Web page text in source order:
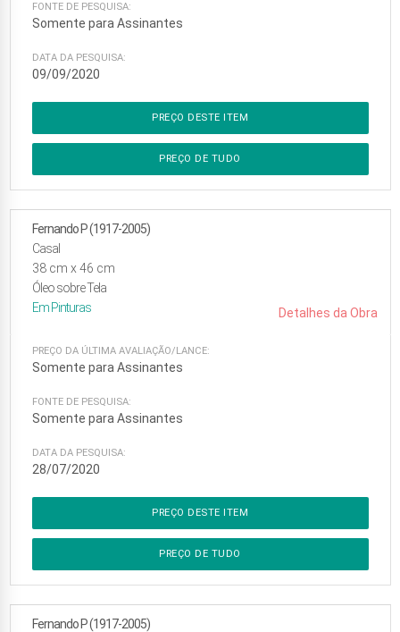
FONTE DE PESQUISA:
Somente para Assinantes
DATA DA PESQUISA:
09/09/2020
PREÇO DESTE ITEM
PREÇO DE TUDO
Fernando P (1917-2005)
Casal
38cm x46 cm
Óleo sobre Tela
Em Pinturas Detalhes da Obra
PREÇO DA ÚLTIMA AVALIAÇÃO/LANCE:
Somente para Assinantes
FONTE DE PESQUISA:
Somente para Assinantes
DATA DA PESQUISA:
28/07/2020
PREÇO DESTE ITEM
PREÇO DE TUDO
Fernando P (1917-2005)